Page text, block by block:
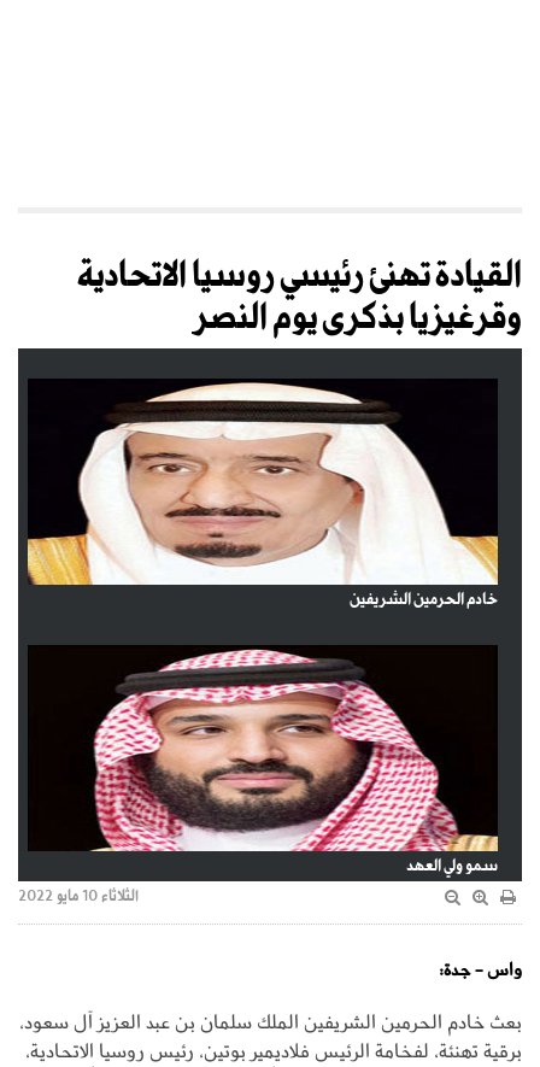
القيادة تهنئ رئيسي روسيا الاتحادية
وقرغيزيا بذكرى يوم النصر
خادم الحرمين الشريفين
سمو ولي العهد
الثلاثاء 10 مايو 2022
واس - جدة:
بعث خادم الحرمين الشريفين الملك سلمان بن عبد العزيز آل سعود،
برقية تهنئة، لفخامة الرئيس فلاديمير بوتين، رئيس روسيا الاتحادية،